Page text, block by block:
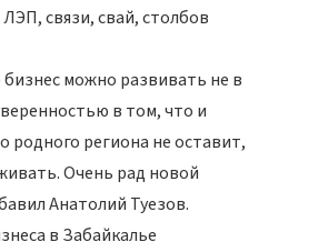
связи, свай, столбов
можно развивать не в
в том, что и
родного региона не оставит,
Очень рад новой
Анатолий Туезов.
в Забайкалье